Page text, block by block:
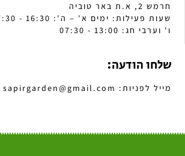
חרמש 2, א.ת באר טוביה
ו' וערבי חג: 13:00 - 07:30
שלחו הודעה:
מייל לפניות: sapirgarden@gmail.com